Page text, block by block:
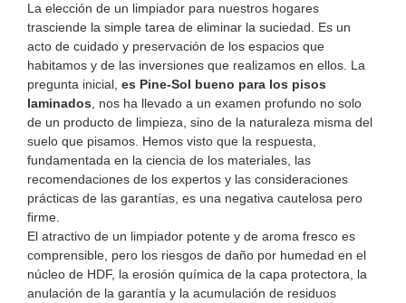
La elección de un limpiador para nuestros hogares
trasciende la simple tarea de eliminar la suciedad. Es un
acto de cuidado y preservación de los espacios que
habitamos y de las inversiones que realizamos en ellos. La
pregunta inicial,es Pine-Sol bueno para los pisos
laminados , nos ha llevado a un examen profundo no solo
de un producto de limpieza, sino de la naturaleza misma del
suelo que pisamos. Hemos visto que la respuesta,
fundamentada en la ciencia de los materiales, las
recomendaciones de los expertos y las consideraciones
prácticas de las garantías, es una negativa cautelosa pero
firme.
El atractivo de un limpiador potente y de aroma fresco es
comprensible, pero los riesgos de daño por humedad en el
núcleo de HDF, la erosión química de la capa protectora, la
anulación de la garantía y la acumulación de residuos